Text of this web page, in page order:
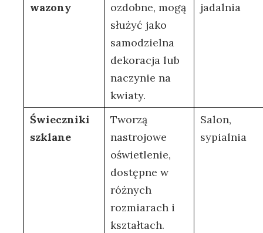
wazony
ozdobne, ⁢mogą
⁢służyć⁣ jako
samodzielna
dekoracja lub
⁣naczynie na
kwiaty.
jadalnia
Świeczniki
szklane
Tworzą
nastrojowe
oświetlenie,
dostępne w
różnych
rozmiarach ‍i
kształtach.
Salon,
⁣sypialnia